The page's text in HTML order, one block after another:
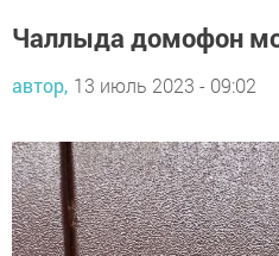
Чаллыда домофон
автор, 13 июль 2023 - 09:02